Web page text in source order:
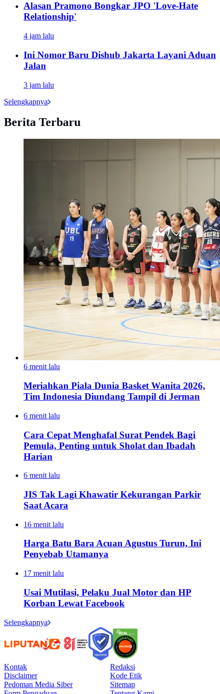
Alasan Pramono Bongkar JPO 'Love-Hate
Relationship'
4 jam lalu
Ini Nomor Baru Dishub Jakarta Layani Aduan
Jalan
3 jam lalu
Selengkapnya
Berita Terbaru
6 menit lalu
Meriahkan Piala Dunia Basket Wanita 2026,
Tim Indonesia Diundang Tampil di Jerman
6 menit lalu
Cara Cepat Menghafal Surat Pendek Bagi
Pemula, Penting untuk Sholat dan Ibadah
Harian
6 menit lalu
JIS Tak Lagi Khawatir Kekurangan Parkir
Saat Acara
16 menit lalu
Harga Batu Bara Acuan Agustus Turun, Ini
Penyebab Utamanya
17 menit lalu
Usai Mutilasi, Pelaku Jual Motor dan HP
Korban Lewat Facebook
Selengkapnya
Kontak
Redaksi
Disclaimer
Kode Etik
Pedoman Media Siber
Sitemap